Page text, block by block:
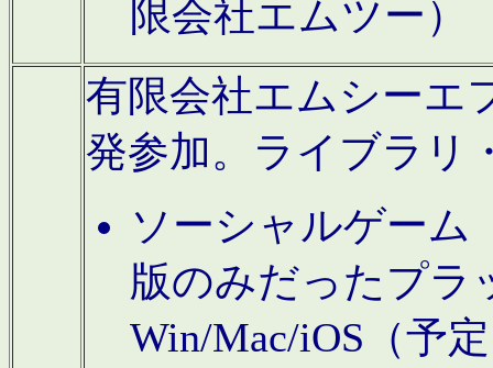
限会社エムツー）
有限会社エムシーエ
発参加。ライブラリ
ソーシャルゲーム
版のみだったプラ
Win/Mac/iOS（予